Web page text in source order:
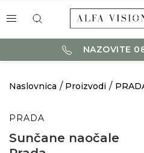
NAZOVITE
Naslovnica Proizvodi
PRADA
Sunčane naočale